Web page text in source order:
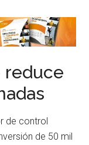
reduce
de control
de 50 mil